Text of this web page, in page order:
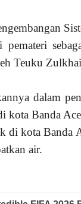
Teuku
dalam
kota Banda
di kota Banda
air.